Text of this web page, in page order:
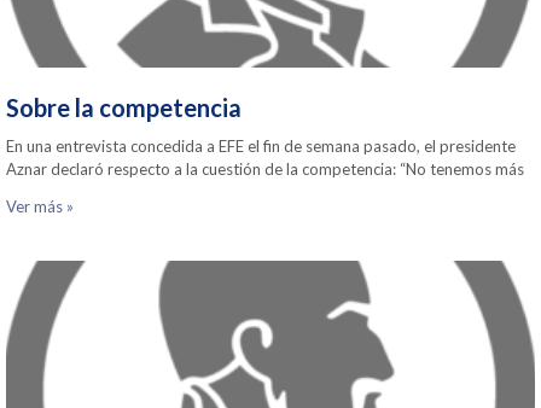
Sobre la competencia
En una entrevista concedida a EFE el fin de semana pasado, el presidente
Aznar declaró respecto a la cuestión de la competencia: “No tenemos más
Ver más »